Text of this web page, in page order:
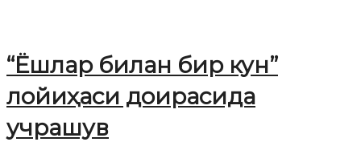
“Ёшлар билан бир кун”
лойиҳаси доирасида
учрашув